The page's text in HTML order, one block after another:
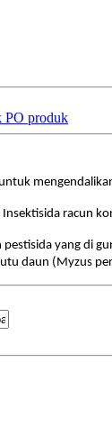
produk
Insektisida racun
yang di
daun (Myzus